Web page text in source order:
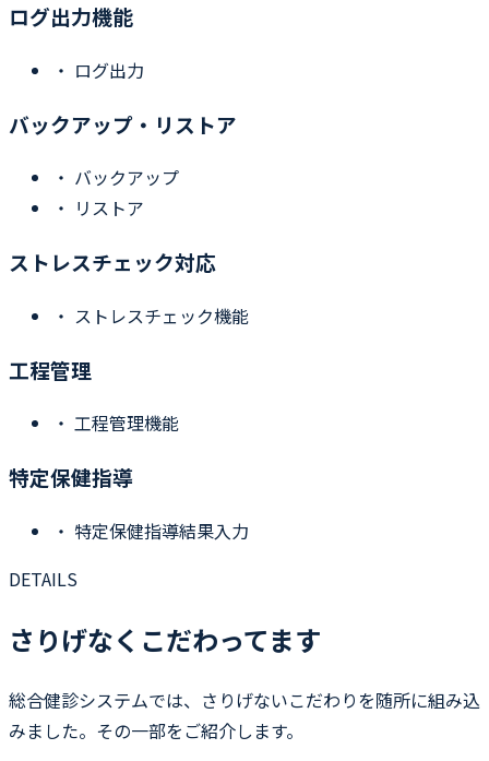
ログ出力機能
・ ログ出力
バックアップ・リストア
・ バックアップ
・ リストア
ストレスチェック対応
・ ストレスチェック機能
工程管理
・ 工程管理機能
特定保健指導
・ 特定保健指導結果入力
DETAILS
さりげなくこだわってます
総合健診システムでは、さりげないこだわりを随所に組み込
みました。その一部をご紹介します。